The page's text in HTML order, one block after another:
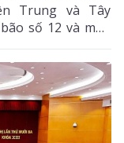
Trung và Tây
số 12 và mưa